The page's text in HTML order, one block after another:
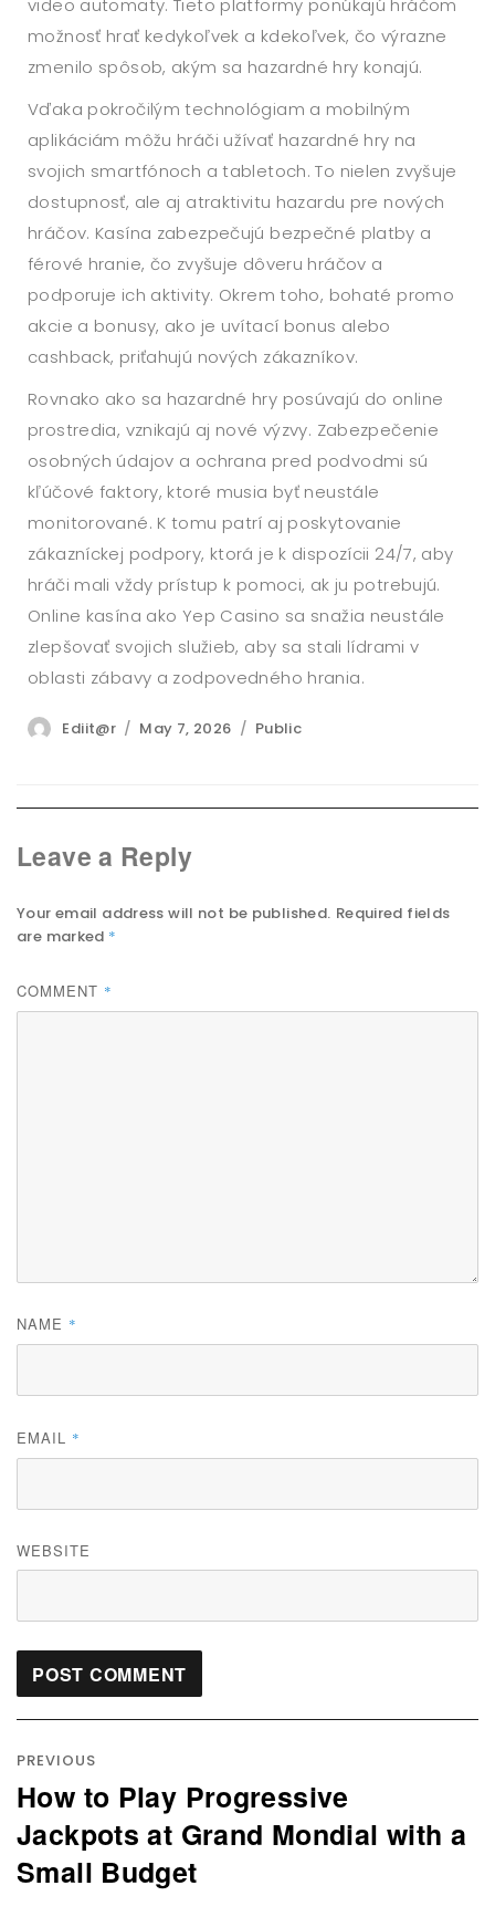
video automaty. Tieto platformy ponúkajú hráčom
možnosť hrať kedykoľvek a kdekoľvek, čo výrazne
zmenilo spôsob, akým sa hazardné hry konajú.
Vďaka pokročilým technológiam a mobilným
aplikáciám môžu hráči užívať hazardné hry na
svojich smartfónoch a tabletoch. To nielen zvyšuje
dostupnosť, ale aj atraktivitu hazardu pre nových
hráčov. Kasína zabezpečujú bezpečné platby a
férové hranie, čo zvyšuje dôveru hráčov a
podporuje ich aktivity. Okrem toho, bohaté promo
akcie a bonusy, ako je uvítací bonus alebo
cashback, priťahujú nových zákazníkov.
Rovnako ako sa hazardné hry posúvajú do online
prostredia, vznikajú aj nové výzvy. Zabezpečenie
osobných údajov a ochrana pred podvodmi sú
kľúčové faktory, ktoré musia byť neustále
monitorované. K tomu patrí aj poskytovanie
zákazníckej podpory, ktorá je k dispozícii 24/7, aby
hráči mali vždy prístup k pomoci, ak ju potrebujú.
Online kasína ako Yep Casino sa snažia neustále
zlepšovať svojich služieb, aby sa stali lídrami v
oblasti zábavy a zodpovedného hrania.
Author
Ediit@r
Posted
May 7, 2026 Categories
Public
Leave a Reply
Your email address will not be published. Required fields
are marked *
COMMENT *
NAME *
EMAIL *
WEBSITE
navigation
PREVIOUS
Previous
post:
How to Play Progressive
Jackpots at Grand Mondial with a
Small Budget